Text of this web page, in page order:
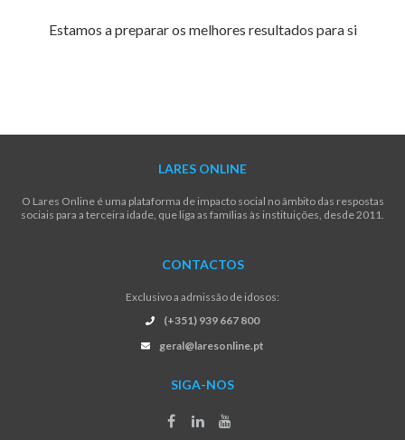
Estamos a preparar os melhores resultados para si
LARES ONLINE
O Lares Online é uma plataforma de impacto social no âmbito das respostas
sociais para a terceira idade, que liga as famílias às instituições, desde 2011.
CONTACTOS
Exclusivo a admissão de idosos:
(+351) 939 667 800
geral@laresonline.pt
SIGA-NOS